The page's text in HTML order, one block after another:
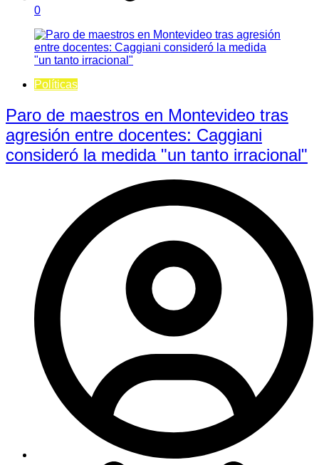
0
Políticas
Paro de maestros en Montevideo tras
agresión entre docentes: Caggiani
consideró la medida "un tanto irracional"